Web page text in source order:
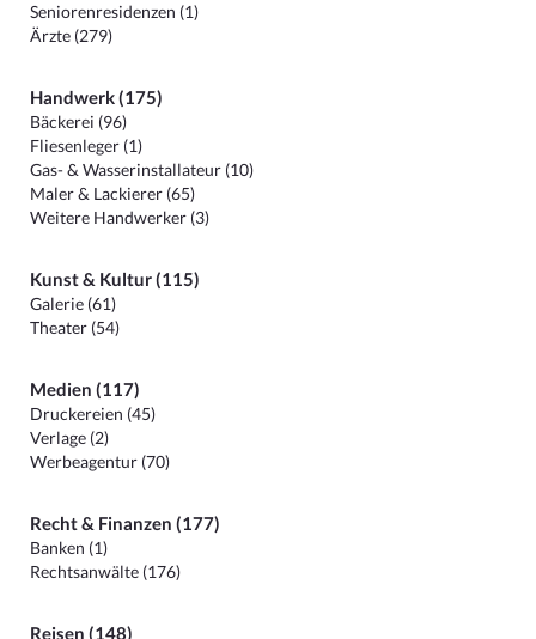
Seniorenresidenzen (1)
Ärzte (279)
Handwerk (175)
Bäckerei (96)
Fliesenleger (1)
Gas- & Wasserinstallateur (10)
Maler & Lackierer (65)
Weitere Handwerker (3)
Kunst & Kultur (115)
Galerie (61)
Theater (54)
Medien (117)
Druckereien (45)
Verlage (2)
Werbeagentur (70)
Recht & Finanzen (177)
Banken (1)
Rechtsanwälte (176)
Reisen (148)